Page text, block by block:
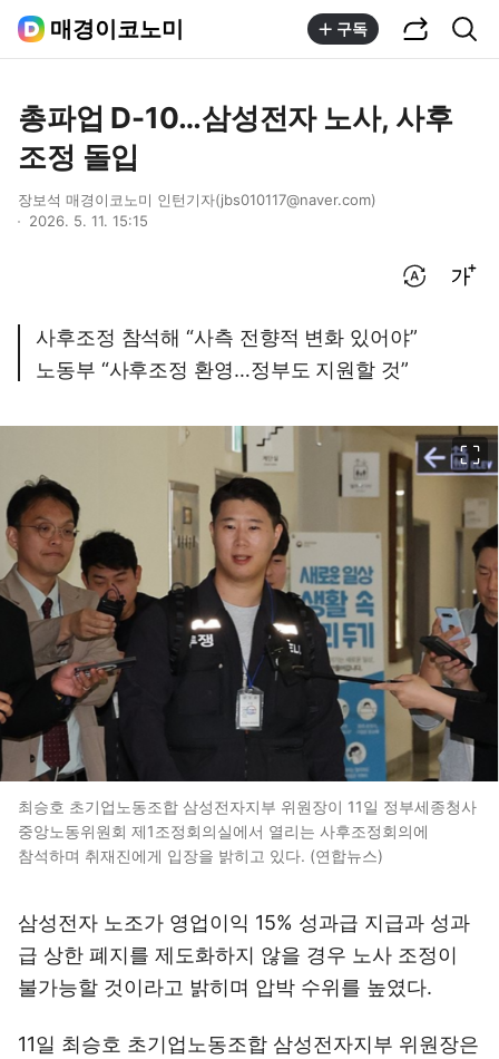
매경이코노미 구독
총파업 D-10…삼성전자 노사, 사후
조정 돌입
장보석 매경이코노미 인턴기자(jbs010117@naver.com)
2026. 5. 11. 15:15
사후조정 참석해 “사측 전향적 변화 있어야”
노동부 “사후조정 환영…정부도 지원할 것”
최승호 초기업노동조합 삼성전자지부 위원장이 11일 정부세종청사
중앙노동위원회 제1조정회의실에서 열리는 사후조정회의에
참석하며 취재진에게 입장을 밝히고 있다. (연합뉴스)
삼성전자 노조가 영업이익 15% 성과급 지급과 성과
급 상한 폐지를 제도화하지 않을 경우 노사 조정이
불가능할 것이라고 밝히며 압박 수위를 높였다.
11일 최승호 초기업노동조합 삼성전자지부 위원장은